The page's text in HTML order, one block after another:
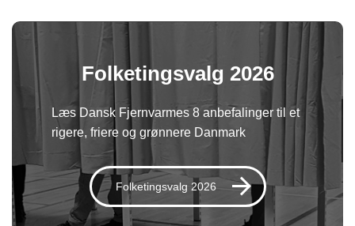
Folketingsvalg 2026
Læs Dansk Fjernvarmes 8 anbefalinger til et
rigere, friere og grønnere Danmark
Folketingsvalg 2026